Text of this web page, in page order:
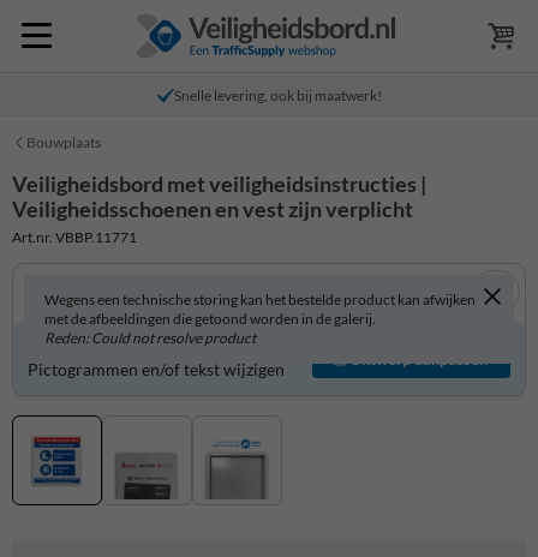
Snelle levering, ook bij maatwerk!
Bouwplaats
Veiligheidsbord met veiligheidsinstructies |
Veiligheidsschoenen en vest zijn verplicht
Art.nr. VBBP.11771
Wegens een technische storing kan het bestelde product kan afwijken
met de afbeeldingen die getoond worden in de galerij.
Reden: Could not resolve product
Veiligheidsbord zelf aanpassen?
Pictogrammen en/of tekst wijzigen
Ontwerp aanpassen